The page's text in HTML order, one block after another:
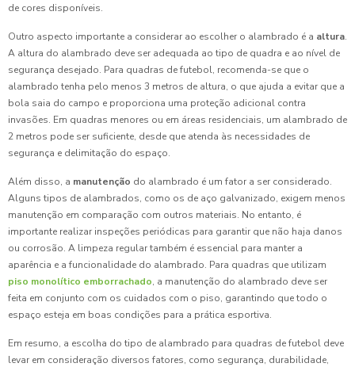
de cores disponíveis.
Outro aspecto importante a considerar ao escolher o alambrado é a altura.
A altura do alambrado deve ser adequada ao tipo de quadra e ao nível de
segurança desejado. Para quadras de futebol, recomenda-se que o
alambrado tenha pelo menos 3 metros de altura, o que ajuda a evitar que a
bola saia do campo e proporciona uma proteção adicional contra
invasões. Em quadras menores ou em áreas residenciais, um alambrado de
2 metros pode ser suficiente, desde que atenda às necessidades de
segurança e delimitação do espaço.
Além disso, a manutenção do alambrado é um fator a ser considerado.
Alguns tipos de alambrados, como os de aço galvanizado, exigem menos
manutenção em comparação com outros materiais. No entanto, é
importante realizar inspeções periódicas para garantir que não haja danos
ou corrosão. A limpeza regular também é essencial para manter a
aparência e a funcionalidade do alambrado. Para quadras que utilizam
piso monolítico emborrachado, a manutenção do alambrado deve ser
feita em conjunto com os cuidados com o piso, garantindo que todo o
espaço esteja em boas condições para a prática esportiva.
Em resumo, a escolha do tipo de alambrado para quadras de futebol deve
levar em consideração diversos fatores, como segurança, durabilidade,